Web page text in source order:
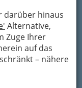
darüber hinaus
Alternative,
Zuge Ihrer
auf das
– nähere
-